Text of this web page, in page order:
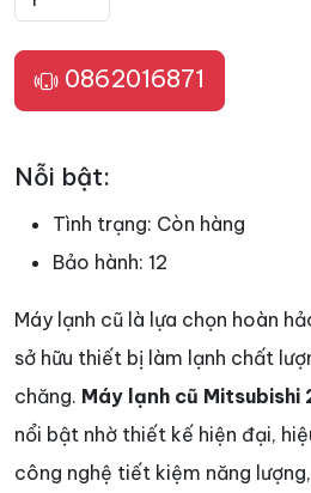
0862016871
Nỗi bật:
Tình trạng: Còn hàng
Bảo hành: 12
Máy lạnh cũ là lựa chọn hoàn
sở hữu thiết bị làm lạnh chất
chăng. Máy lạnh cũ Mitsubishi
nổi bật nhờ thiết kế hiện đại,
công nghệ tiết kiệm năng